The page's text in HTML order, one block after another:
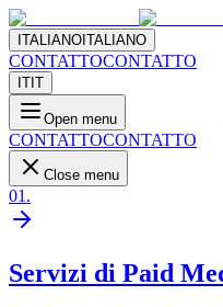
ITALIANO ITALIANO
CONTATTOCONTATTO
IT IT
Open menu
CONTATTOCONTATTO
Close menu
01 .
Servizi di Paid